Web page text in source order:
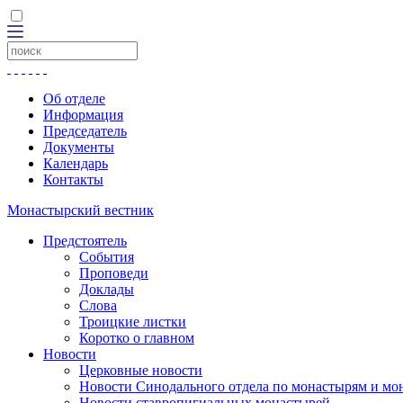
Об отделе
Информация
Председатель
Документы
Календарь
Контакты
Монастырский вестник
Предстоятель
События
Проповеди
Доклады
Слова
Троицкие листки
Коротко о главном
Новости
Церковные новости
Новости Синодального отдела по монастырям и